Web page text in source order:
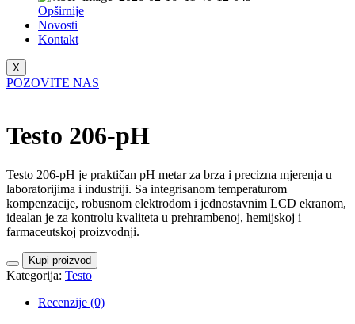
Opširnije
Novosti
Kontakt
X
POZOVITE NAS
Testo 206-pH
Testo 206-pH je praktičan pH metar za brza i precizna mjerenja u
laboratorijima i industriji. Sa integrisanom temperaturom
kompenzacije, robusnom elektrodom i jednostavnim LCD ekranom,
idealan je za kontrolu kvaliteta u prehrambenoj, hemijskoj i
farmaceutskoj proizvodnji.
Kupi proizvod
Kategorija: Testo
Recenzije (0)